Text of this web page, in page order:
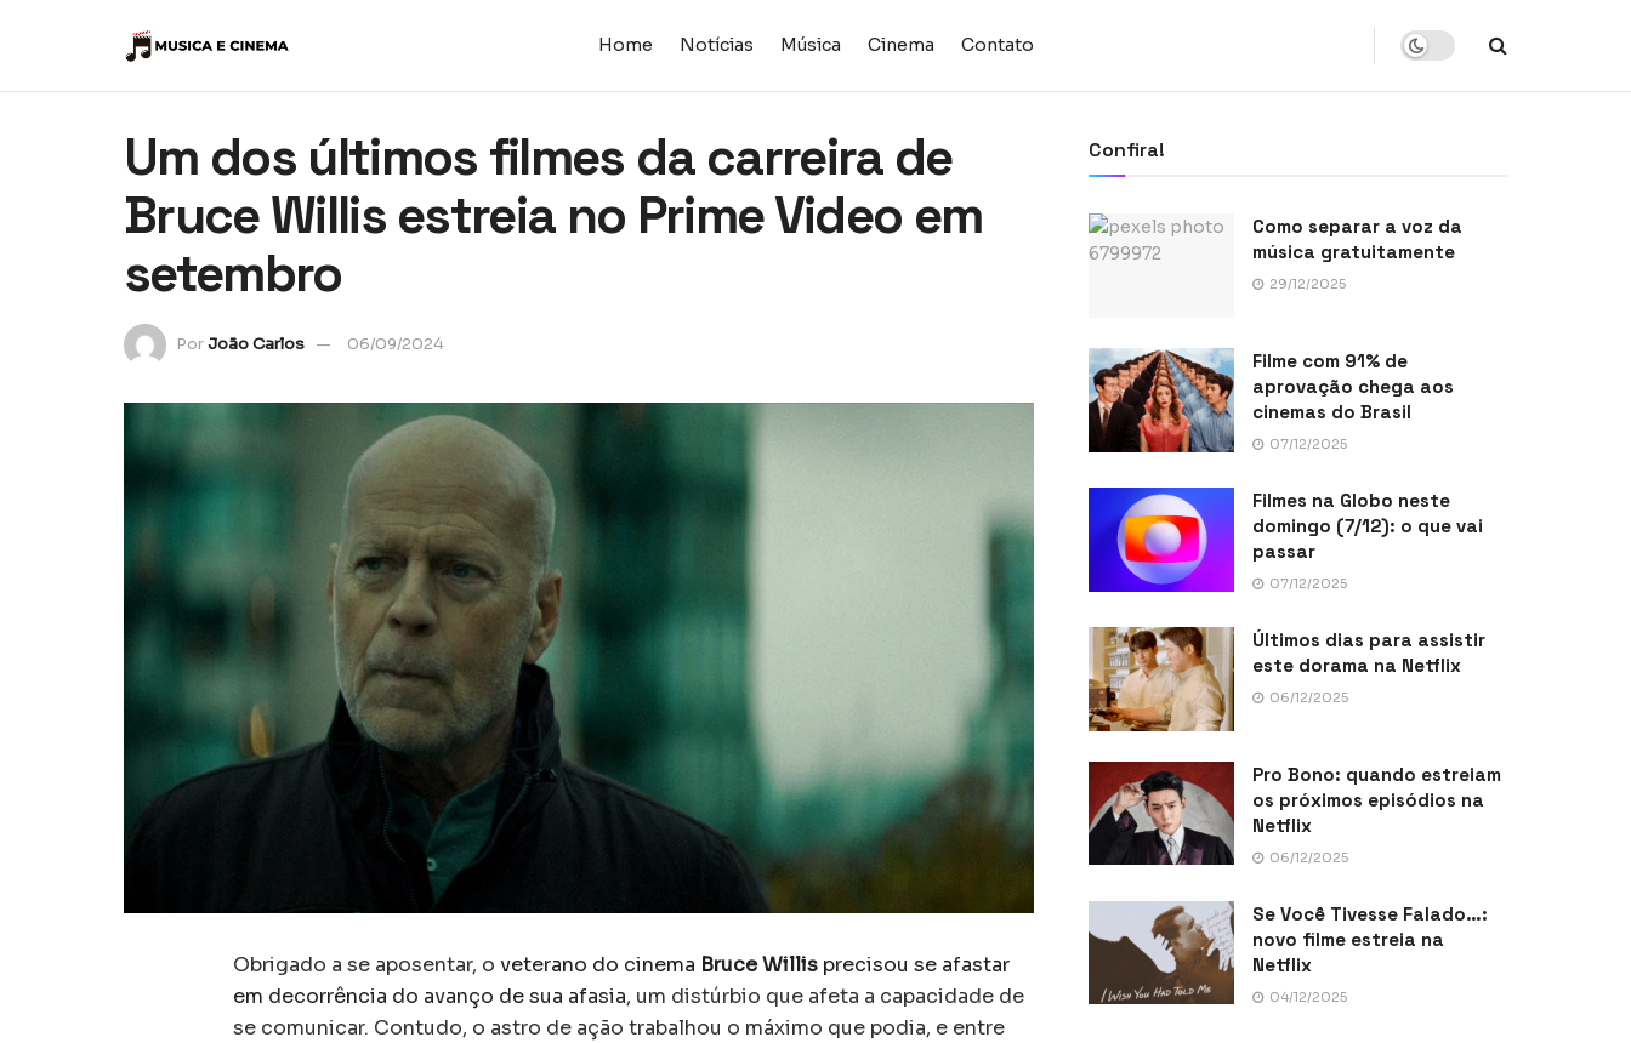
Home Notícias Música Cinema Contato
Um dos últimos filmes da carreira de
Bruce Willis estreia no Prime Video em
setembro
PorJoão Carlos 06/09/2024
Obrigado a se aposentar, o veterano do cinema Bruce Willis precisou se afastar
em decorrência do avanço de sua afasia, um distúrbio que afeta a capacidade de
se comunicar. Contudo, o astro de ação trabalhou o máximo que podia, e entre
Confira!
Como separar a voz da
música gratuitamente
29/12/2025
Filme com 91% de
aprovação chega aos
cinemas do Brasil
07/12/2025
Filmes na Globo neste
domingo (7/12): o que vai
passar
07/12/2025
Últimos dias para assistir
este dorama na Netflix
06/12/2025
Pro Bono: quando estreiam
os próximos episódios na
Netflix
06/12/2025
Se Você Tivesse Falado…:
novo filme estreia na
Netflix
04/12/2025